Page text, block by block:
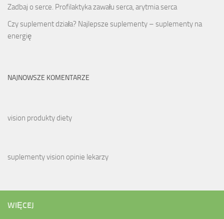
Zadbaj o serce. Profilaktyka zawału serca, arytmia serca
Czy suplement działa? Najlepsze suplementy – suplementy na
energię
NAJNOWSZE KOMENTARZE
vision produkty diety
suplementy vision opinie lekarzy
WIĘCEJ